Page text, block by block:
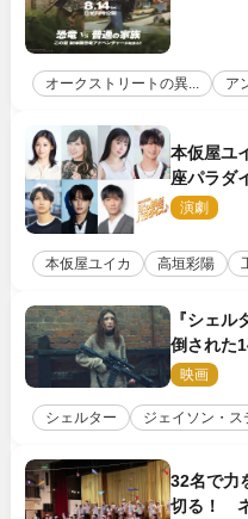
オークストリートの異... ア
本仮屋ユ
座パラダ
演劇
本仮屋ユイカ 高垣彩陽
『シェル
倒された
新鋭ボデ
映画
シェルター ジェイソン・ス
32名で力
切る！